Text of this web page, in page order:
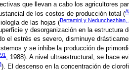
que llevan a cabo los agricultores
de los costos de producción total (
de las hojas (Bertamini y Nedunchezhian,
y desorganización en la estructura
el estrés es severo, disminuye
y se inhibe la producción de
, 1988). A nivel ultraestructural, se hace
). El descenso en la concentración de